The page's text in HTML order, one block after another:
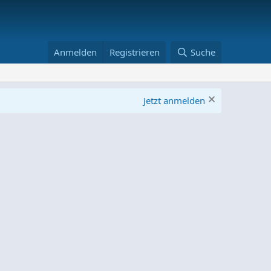
Anmelden Registrieren Suche
Jetzt anmelden